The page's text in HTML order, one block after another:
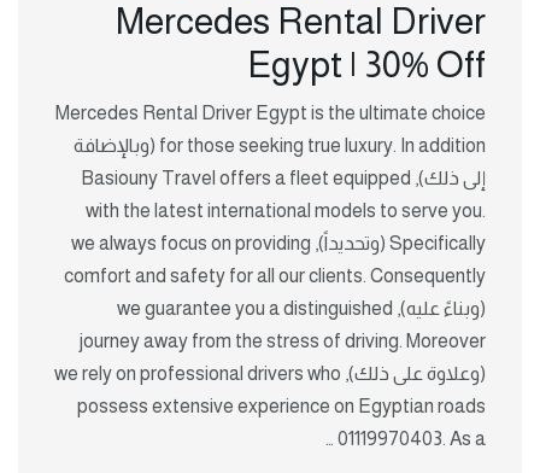
Mercedes Rental Driver
Egypt | 30% Off
Mercedes Rental Driver Egypt is the ultimate choice
for those seeking true luxury. In addition (وبالإضافة
إلى ذلك), Basiouny Travel offers a fleet equipped
with the latest international models to serve you.
Specifically (وتحديداً), we always focus on providing
comfort and safety for all our clients. Consequently
(وبناءً عليه), we guarantee you a distinguished
journey away from the stress of driving. Moreover
(وعلاوة على ذلك), we rely on professional drivers who
possess extensive experience on Egyptian roads
01119970403. As a …